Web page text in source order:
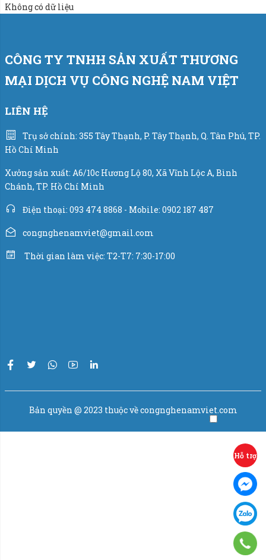
Không có dữ liệu
CÔNG TY TNHH SẢN XUẤT THƯƠNG
MẠI DỊCH VỤ CÔNG NGHỆ NAM VIỆT
LIÊN HỆ
Trụ sở chính: 355 Tây Thạnh, P. Tây Thạnh, Q. Tân Phú, TP.
Hồ Chí Minh
Xưởng sản xuất: A6/10c Hương Lộ 80, Xã Vĩnh Lộc A, Bình
Chánh, TP. Hồ Chí Minh
Điện thoại: 093 474 8868 - Mobile: 0902 187 487
congnghenamviet@gmail.com
Thời gian làm việc: T2-T7: 7:30-17:00
Bản quyền @ 2023 thuộc về congnghenamviet.com
Hỗ trợ